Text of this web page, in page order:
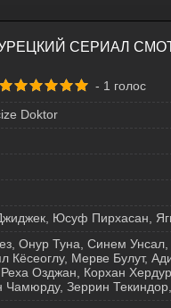
СЕРИАЛ
- 1 голос
Doktor
Юсуф Пирхасан,
Онур Туна, Синем Унсал,
Кёсеоглу, Мерве Булут,
Озджан, Корхан
Чамюрду, Зеррин